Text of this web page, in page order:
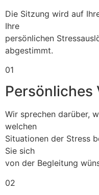
Die Sitzung wird auf
Ihre
persönlichen
abgestimmt.
01
Persönliches
Wir sprechen darüber,
welchen
Situationen der Stress
Sie sich
von der Begleitung
02